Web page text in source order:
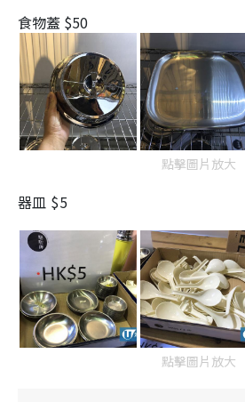
食物蓋 $50
點擊圖片放大
器皿 $5
點擊圖片放大